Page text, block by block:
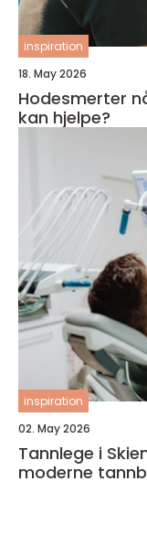
inspiration
18. May 2026
Hodesmerter når bør du bli bekymret, og hva
kan hjelpe?
inspiration
02. May 2026
Tannlege i
moderne